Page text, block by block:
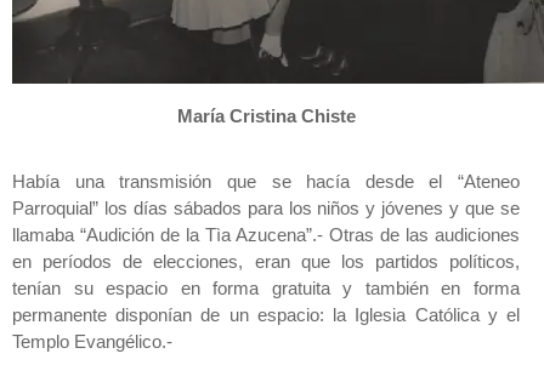
María Cristina Chiste
Había una transmisión que se hacía desde el “Ateneo
Parroquial” los días sábados para los niños y jóvenes y que se
llamaba “Audición de la Tìa Azucena”.- Otras de las audiciones
en períodos de elecciones, eran que los partidos políticos,
tenían su espacio en forma gratuita y también en forma
permanente disponían de un espacio: la Iglesia Católica y el
Templo Evangélico.-